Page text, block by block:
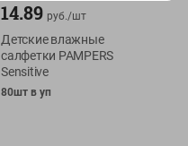
14.89 руб./шт
Детские влажные
салфетки PAMPERS
Sensitive
80шт в уп